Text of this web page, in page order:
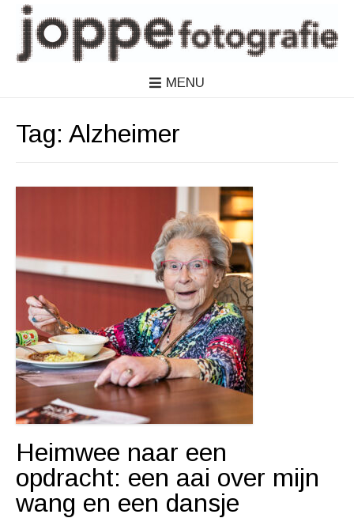
MENU
Tag: Alzheimer
Heimwee naar een
opdracht: een aai over mijn
wang en een dansje